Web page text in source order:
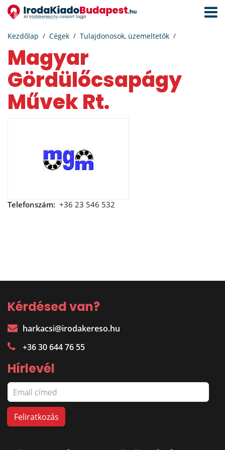
Kezdőlap Cégek Tulajdonosok, üzemeltetők
Magyar
Gördülőcsapágy
Művek Rt.
Telefonszám: +36 23 546 532
Kérdésed van?
harkacsi@irodakereso.hu
+36 30 644 76 55
Hírlevél